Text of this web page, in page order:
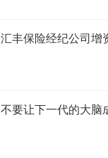
汇丰保险经纪公司增
不要让下一代的大脑